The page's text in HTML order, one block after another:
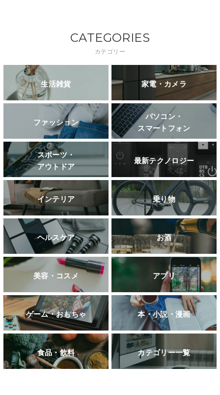
CATEGORIES
カテゴリー
生活雑貨 家電・カメラ
ファッション
パソコン・
スマートフォン
スポーツ・
アウトドア
最新テクノロジー
インテリア 乗り物
ヘルスケア お酒
美容・コスメ アプリ
ゲーム・おもちゃ 本・小説・漫画
食品・飲料 カテゴリー一覧